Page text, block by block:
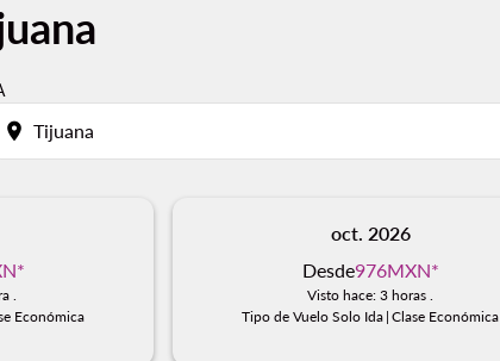
location_on
*
.
Económica
oct. 2026
Desde976MXN*
Visto hace: 3 horas .
Tipo de Vuelo Solo Ida | Clase Económica